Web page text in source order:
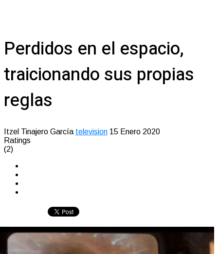
Perdidos en el espacio,
traicionando sus propias
reglas
Itzel Tinajero García television 15 Enero 2020
Ratings
(2)